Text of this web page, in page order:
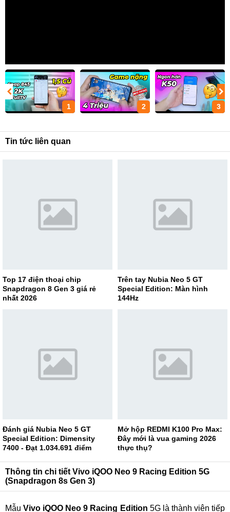
1 2 3
Tin tức liên quan
Top 17 điện thoại chip
Snapdragon 8 Gen 3 giá rẻ
nhất 2026
Trên tay Nubia Neo 5 GT
Special Edition: Màn hình
144Hz
Đánh giá Nubia Neo 5 GT
Special Edition: Dimensity
7400 - Đạt 1.034.691 điểm
Mở hộp REDMI K100 Pro Max:
Đây mới là vua gaming 2026
thực thụ?
Thông tin chi tiết Vivo iQOO Neo 9 Racing Edition 5G
(Snapdragon 8s Gen 3)
MẫuVivo iQOO Neo 9 Racing Edition 5G là thành viên tiếp